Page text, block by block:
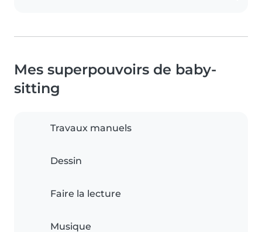
Mes superpouvoirs de baby-
sitting
Travaux manuels
Dessin
Faire la lecture
Musique